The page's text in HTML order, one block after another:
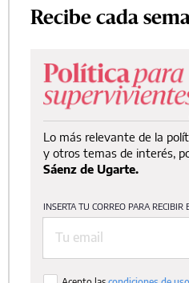
Recibe cada